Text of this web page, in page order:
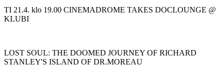
TI 21.4. klo 19.00 CINEMADROME TAKES DOCLOUNGE @
KLUBI
LOST SOUL: THE DOOMED JOURNEY OF RICHARD
STANLEY'S ISLAND OF DR.MOREAU